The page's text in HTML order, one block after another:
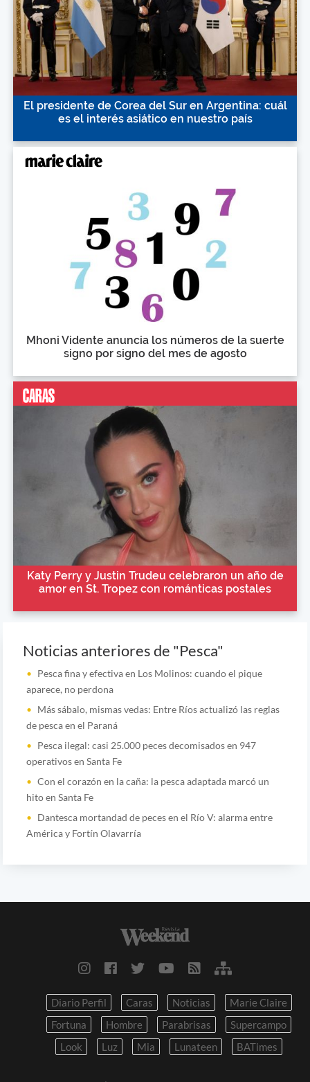
El presidente de Corea del Sur en Argentina: cuál
es el interés asiático en nuestro país
Mhoni Vidente anuncia los números de la suerte
signo por signo del mes de agosto
Katy Perry y Justin Trudeu celebraron un año de
amor en St. Tropez con románticas postales
Noticias anteriores de "Pesca"
Pesca fina y efectiva en Los Molinos: cuando el pique
aparece, no perdona
Más sábalo, mismas vedas: Entre Ríos actualizó las reglas
de pesca en el Paraná
Pesca ilegal: casi 25.000 peces decomisados en 947
operativos en Santa Fe
Con el corazón en la caña: la pesca adaptada marcó un
hito en Santa Fe
Dantesca mortandad de peces en el Río V: alarma entre
América y Fortín Olavarría
Diario Perfil Caras Noticias
Marie Claire
Fortuna
Hombre Parabrisas
Supercampo
Look
Luz Mia Lunateen BATimes